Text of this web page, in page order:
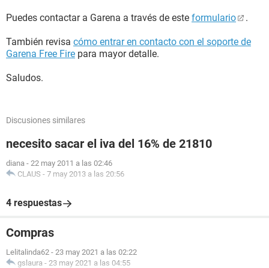
Puedes contactar a Garena a través de este formulario .
También revisa cómo entrar en contacto con el soporte de
Garena Free Fire para mayor detalle.
Saludos.
Discusiones similares
necesito sacar el iva del 16% de 21810
diana - 22 may 2011 a las 02:46
CLAUS - 7 may 2013 a las 20:56
4 respuestas
Compras
Lelitalinda62 - 23 may 2021 a las 02:22
gslaura - 23 may 2021 a las 04:55